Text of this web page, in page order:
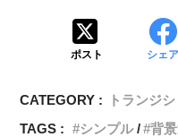
ポスト シェア
CATEGORY :
トランジ
TAGS :
シンプル 背